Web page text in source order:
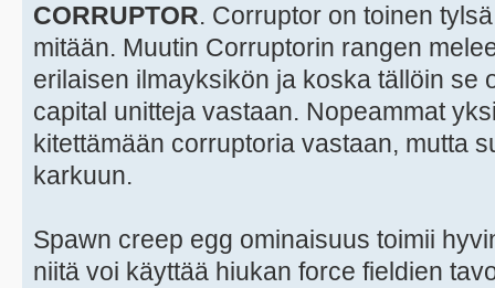
CORRUPTOR. Corruptor on toinen
mitään. Muutin Corruptorin rangen
erilaisen ilmayksikön ja koska tällöin se
capital unitteja vastaan. Nopeammat
kitettämään corruptoria vastaan, mutta
karkuun.
Spawn creep egg ominaisuus toimii
niitä voi käyttää hiukan force fieldien